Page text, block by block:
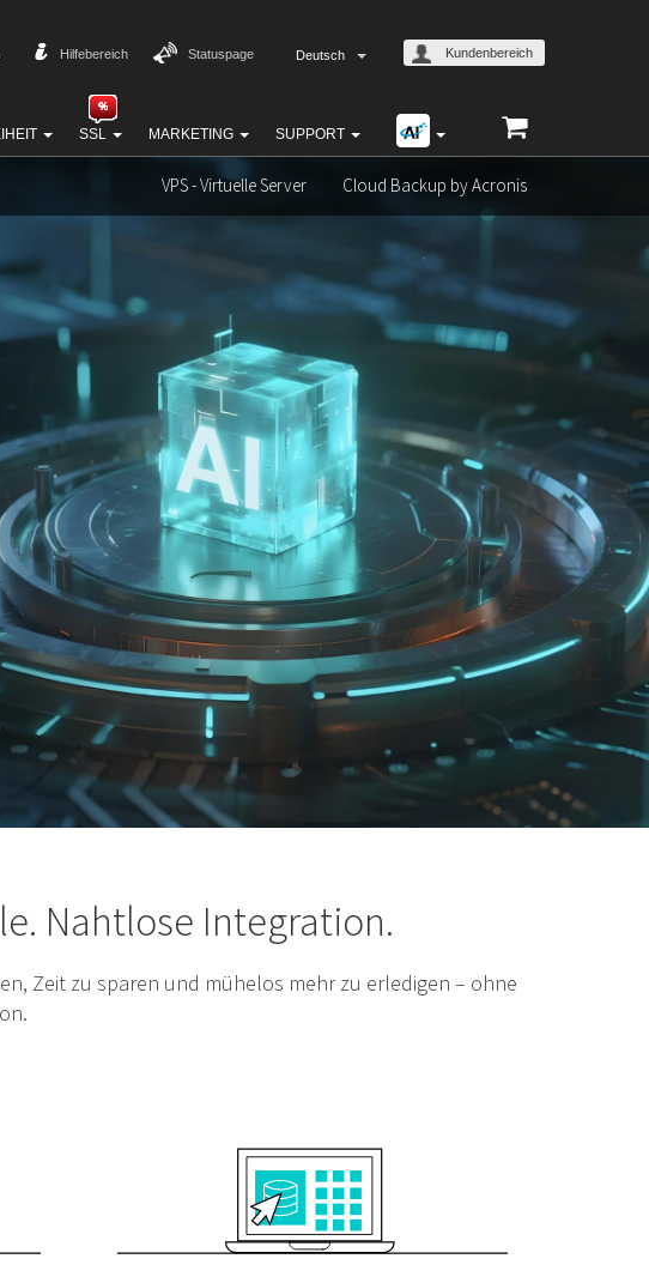
SSL MARKETING SUPPORT
Hilfebereich Statuspage Deutsch Kundenbereich
VPS - Virtuelle Server Cloud Backup by Acronis
Nahtlose Integration.
Zeit zu sparen und mühelos mehr zu erledigen – ohne